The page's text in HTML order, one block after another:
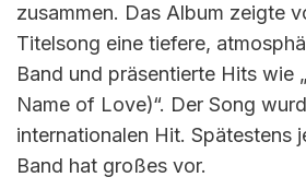
zusammen. Das Album zeigte
Titelsong eine tiefere,
Band und präsentierte Hits wie
Name of Love)“. Der Song
internationalen Hit. Spätestens
Band hat großes vor.